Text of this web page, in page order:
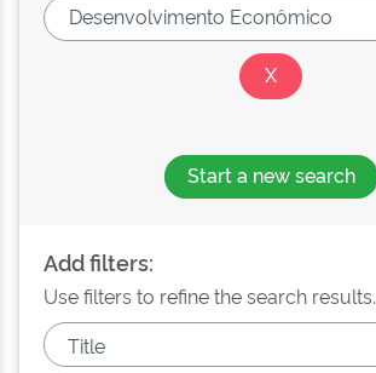
Start a new search
Add filters:
Use filters to refine the search results.